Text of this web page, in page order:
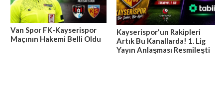
Van Spor FK-Kayserispor
Maçının Hakemi Belli Oldu
Kayserispor'un Rakipleri
Artık Bu Kanallarda! 1. Lig
Yayın Anlaşması Resmileşti